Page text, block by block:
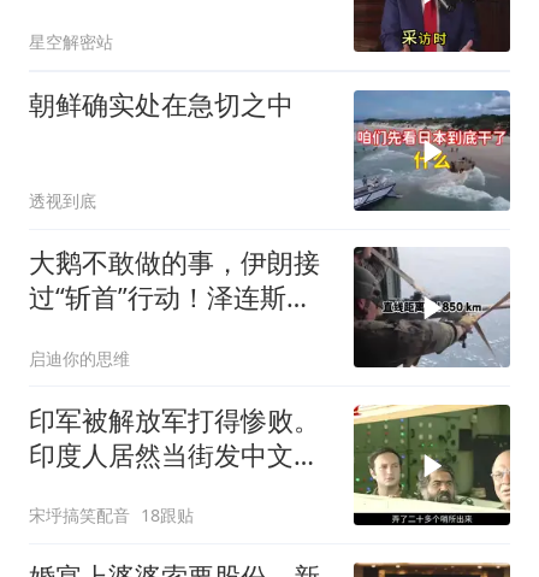
了急
星空解密站
朝鲜确实处在急切之中
透视到底
大鹅不敢做的事，伊朗接
过“斩首”行动！泽连斯基
启迪你的思维
印军被解放军打得惨败。
印度人居然当街发中文教
宋垀搞笑配音 18跟贴